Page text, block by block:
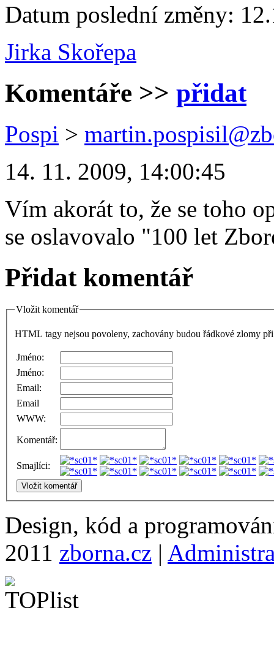
Datum poslední změny:
Jirka Skořepa
Komentáře >> přidat
Pospi >
14. 11. 2009, 14:00:45
Vím akorát to, že se toho
se oslavovalo "100 let
Přidat komentář
Vložit komentář
HTML tagy nejsou povoleny, zachovány budou řádkové zlomy
Jméno:
Jméno:
Email:
Email
WWW:
Komentář:
Smajlíci:
Design, kód a
2011 zborna.cz |